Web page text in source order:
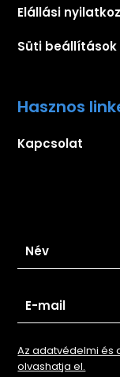
Elállási
Süti beállítások
Hasznos
Kapcsolat
Az adatvédelmi és
olvashatja el.